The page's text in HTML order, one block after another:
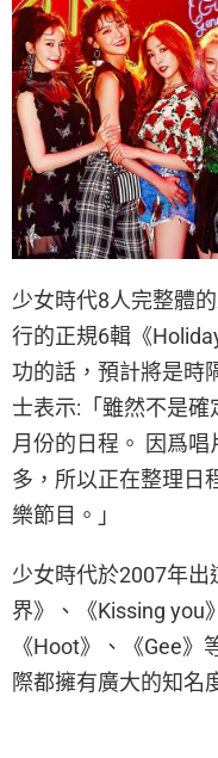
少女時代8人完整體
行的正規6輯《
功的話，預計將是時
士表示:「雖然不是
月份的日程。 因爲
多，所以正在整理日
樂節目。」
少女時代於2007年
界》、《Kissing you
《Hoot》、《Gee
際都擁有廣大的知名